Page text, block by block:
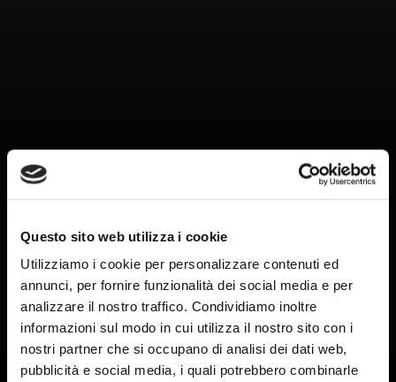
Questo sito web utilizza i cookie
Utilizziamo i cookie per personalizzare contenuti ed
annunci, per fornire funzionalità dei social media e per
analizzare il nostro traffico. Condividiamo inoltre
informazioni sul modo in cui utilizza il nostro sito con i
nostri partner che si occupano di analisi dei dati web,
pubblicità e social media, i quali potrebbero combinarle